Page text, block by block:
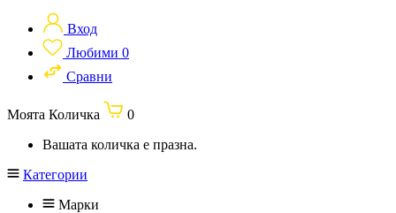
Вход
Любими 0
Сравни
Моята Количка
0
Вашата количка е празна.
Категории
Марки